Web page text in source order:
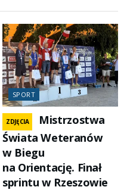
SPORT
ZDJĘCIA
Mistrzostwa
Świata Weteranów
w Biegu
na Orientację. Finał
sprintu w Rzeszowie